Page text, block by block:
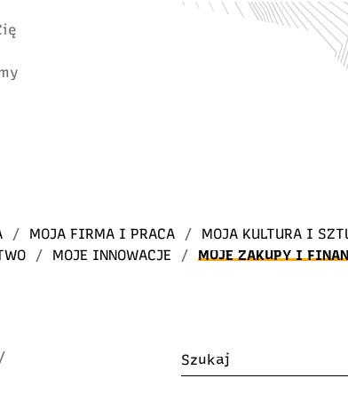
/ MOJA FIRMA I PRACA / MOJA KULTURA I
/ MOJE INNOWACJE / MOJE ZAKUPY I
/